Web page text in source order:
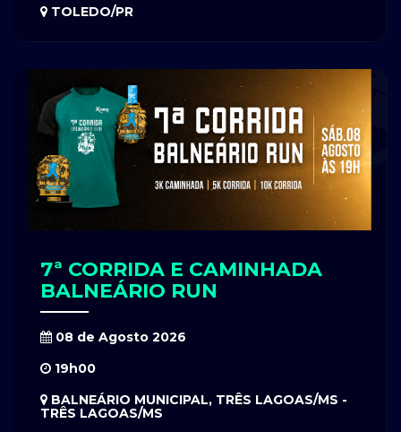
TOLEDO/PR
7ª CORRIDA E CAMINHADA
BALNEÁRIO RUN
08 de Agosto 2026
19h00
BALNEÁRIO MUNICIPAL, TRÊS LAGOAS/MS -
TRÊS LAGOAS/MS